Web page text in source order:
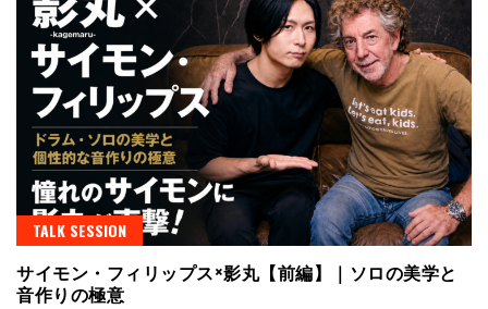
TALK SESSION
サイモン・フィリップス×影丸【前編】｜ソロの美学と
音作りの極意